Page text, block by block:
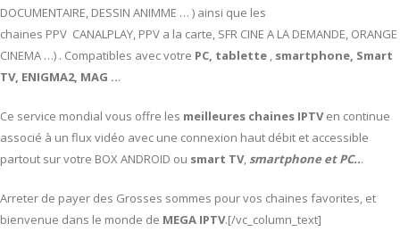
DOCUMENTAIRE, DESSIN ANIMME … ) ainsi que les
chaines PPV CANALPLAY, PPV a la carte, SFR CINE A LA DEMANDE, ORANGE
CINEMA …) . Compatibles avec votre PC, tablette , smartphone, Smart
TV, ENIGMA2, MAG ...
Ce service mondial vous offre les meilleures chaines IPTVen continue
associé à un flux vidéo avec une connexion haut débit et accessible
partout sur votre BOX ANDROID ou smart TV,smartphone et PC...
Arreter de payer des Grosses sommes pour vos chaines favorites, et
bienvenue dans le monde de MEGA IPTV.[/vc_column_text]